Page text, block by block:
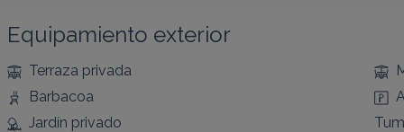
Equipamiento exterior
Terraza privada
Barbacoa
Jardín privado